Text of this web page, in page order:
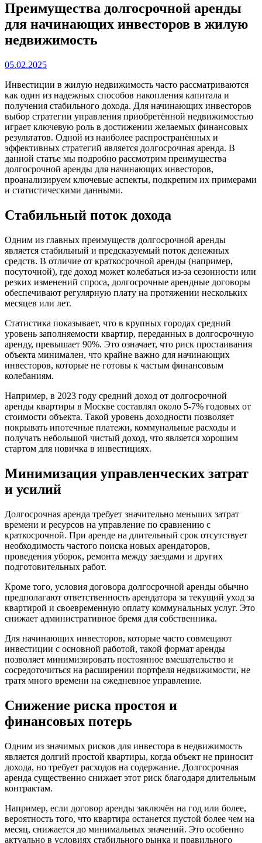
Преимущества долгосрочной аренды
для начинающих инвесторов в жилую
недвижимость
05.02.2025
Инвестиции в жилую недвижимость часто рассматриваются
как один из надежных способов накопления капитала и
получения стабильного дохода. Для начинающих инвесторов
выбор стратегии управления приобретённой недвижимостью
играет ключевую роль в достижении желаемых финансовых
результатов. Одной из наиболее распространённых и
эффективных стратегий является долгосрочная аренда. В
данной статье мы подробно рассмотрим преимущества
долгосрочной аренды для начинающих инвесторов,
проанализируем ключевые аспекты, подкрепим их примерами
и статистическими данными.
Стабильный поток дохода
Одним из главных преимуществ долгосрочной аренды
является стабильный и предсказуемый поток денежных
средств. В отличие от краткосрочной аренды (например,
посуточной), где доход может колебаться из-за сезонности или
резких изменений спроса, долгосрочные арендные договоры
обеспечивают регулярную плату на протяжении нескольких
месяцев или лет.
Статистика показывает, что в крупных городах средний
уровень заполняемости квартир, переданных в долгосрочную
аренду, превышает 90%. Это означает, что риск простаивания
объекта минимален, что крайне важно для начинающих
инвесторов, которые не готовы к частым финансовым
колебаниям.
Например, в 2023 году средний доход от долгосрочной
аренды квартиры в Москве составлял около 5-7% годовых от
стоимости объекта. Такой уровень доходности позволяет
покрывать ипотечные платежи, коммунальные расходы и
получать небольшой чистый доход, что является хорошим
стартом для новичка в инвестициях.
Минимизация управленческих затрат
и усилий
Долгосрочная аренда требует значительно меньших затрат
времени и ресурсов на управление по сравнению с
краткосрочной. При аренде на длительный срок отсутствует
необходимость частого поиска новых арендаторов,
проведения уборок, ремонта между заездами и других
подготовительных работ.
Кроме того, условия договора долгосрочной аренды обычно
предполагают ответственность арендатора за текущий уход за
квартирой и своевременную оплату коммунальных услуг. Это
снижает административное бремя для собственника.
Для начинающих инвесторов, которые часто совмещают
инвестиции с основной работой, такой формат аренды
позволяет минимизировать постоянное вмешательство и
сосредоточиться на расширении портфеля недвижимости, не
тратя много времени на ежедневное управление.
Снижение риска простоя и
финансовых потерь
Одним из значимых рисков для инвестора в недвижимость
является долгий простой квартиры, когда объект не приносит
дохода, но требует расходов на содержание. Долгосрочная
аренда существенно снижает этот риск благодаря длительным
контрактам.
Например, если договор аренды заключён на год или более,
вероятность того, что квартира останется пустой более чем на
месяц, снижается до минимальных значений. Это особенно
актуально в условиях стабильного рынка и правильного